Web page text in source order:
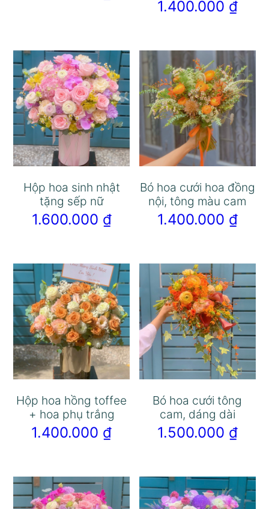
1.400.000 ₫
Hộp hoa sinh nhật
tặng sếp nữ
1.600.000 ₫
Bó hoa cưới hoa đồng
nội, tông màu cam
1.400.000 ₫
Hộp hoa hồng toffee
+ hoa phụ trắng
1.400.000 ₫
Bó hoa cưới tông
cam, dáng dài
1.500.000 ₫